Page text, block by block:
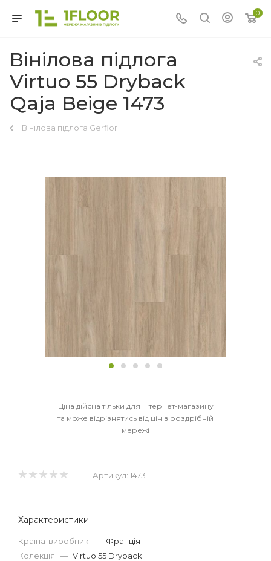
0
Вінілова підлога
Virtuo 55 Dryback
Qaja Beige 1473
Вінілова підлога Gerflor
Ціна дійсна тільки для інтернет-магазину
та може відрізнятись від цін в роздрібній
мережі
Артикул: 1473
Характеристики
Країна-виробник — Франція
Колекція — Virtuo 55 Dryback